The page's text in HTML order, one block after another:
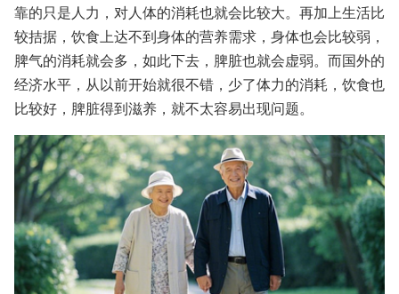
靠的只是人力，对人体的消耗也就会比较大。再加上生活比
较拮据，饮食上达不到身体的营养需求，身体也会比较弱，
脾气的消耗就会多，如此下去，脾脏也就会虚弱。而国外的
经济水平，从以前开始就很不错，少了体力的消耗，饮食也
比较好，脾脏得到滋养，就不太容易出现问题。